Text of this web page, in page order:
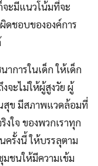
จะมีแนวโน้มที่จะ
ดชอบขององค์การ
การในเด็ก ให้เด็ก
จะไม่ให้ผู้สูงวัย ผู้
สุข มีสภาพแวดล้อมที่
งใจ ของพวกเราทุก
ครั้งนี้ ให้บรรลุตาม
มชนให้มีความเข้ม